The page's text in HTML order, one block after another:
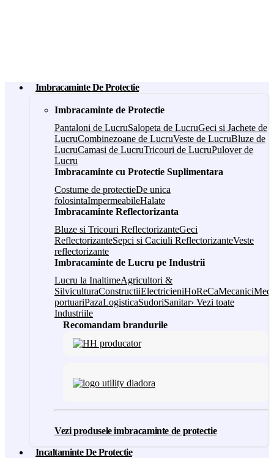
Imbracaminte De Protectie
Imbracaminte de Protectie
Pantaloni de LucruSalopeta de LucruGeci si Jachete de
LucruCombinezoane de LucruVeste de LucruBluze de
LucruCamasi de LucruTricouri de LucruPulover de
Lucru
Imbracaminte cu Protectie Suplimentara
Costume de protectieDe unica
folosintaImpermeabileHalate
Imbracaminte Reflectorizanta
Bluze si Tricouri ReflectorizanteGeci
ReflectorizanteSepci si Caciuli ReflectorizanteVeste
reflectorizante
Imbracaminte de Lucru pe Industrii
Lucru la InaltimeAgricultori &
SilviculturaConstructiiElectricieniHoReCaMecanici
portuariPazaLogisticaSudoriSanitar› Vezi toate
Industriile
Recomandam brandurile
Vezi produsele imbracaminte de protectie
Incaltaminte De Protectie